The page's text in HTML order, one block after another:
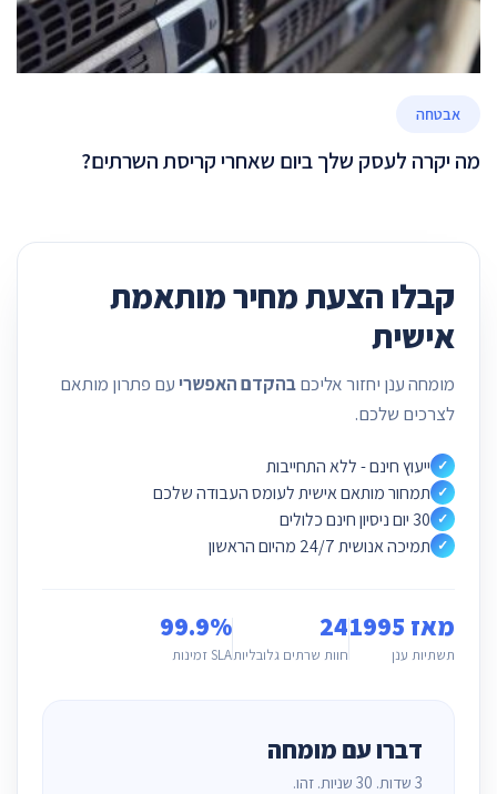
אבטחה
מה יקרה לעסק שלך ביום שאחרי קריסת השרתים?
קבלו הצעת מחיר מותאמת
אישית
מומחה ענן יחזור אליכםבהקדם האפשרי עם פתרון מותאם
לצרכים שלכם.
✓ ייעוץ חינם - ללא התחייבות
✓ תמחור מותאם אישית לעומס העבודה שלכם
✓ 30 יום ניסיון חינם כלולים
✓ תמיכה אנושית 24/7 מהיום הראשון
מאז 1995
תשתיות ענן
24
חוות שרתים גלובליות
99.9%
SLA זמינות
דברו עם מומחה
3 שדות. 30 שניות. זהו.